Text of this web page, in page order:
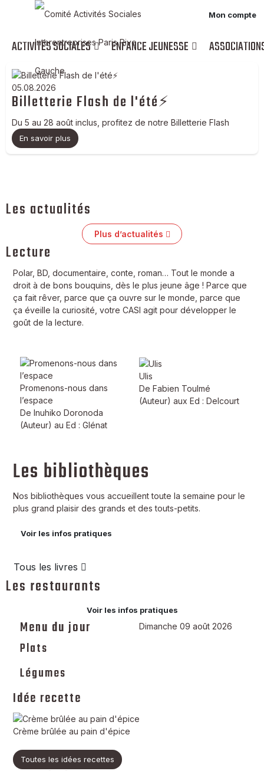
Mon compte
ACTIVITÉS SOCIALES ENFANCE JEUNESSE
05.08.2026
Billetterie Flash de l'été⚡
Du 5 au 28 août inclus, profitez de notre Billetterie Flash
En savoir plus
Les actualités
Plus d’actualités
Lecture
Polar, BD, documentaire, conte, roman… Tout le monde a
droit à de bons bouquins, dès le plus jeune âge ! Parce que
ça fait rêver, parce que ça ouvre sur le monde, parce que
ça éveille la curiosité, votre CASI agit pour développer le
goût de la lecture.
Promenons-nous dans
l’espace
De Inuhiko Doronoda
(Auteur) au Ed : Glénat
Ulis
De Fabien Toulmé
(Auteur) aux Ed : Delcourt
Les bibliothèques
Nos bibliothèques vous accueillent toute la semaine pour le
plus grand plaisir des grands et des touts-petits.
Voir les infos pratiques
Tous les livres
Les restaurants
Voir les infos pratiques
Menu du jour Dimanche 09 août 2026
Plats
Légumes
Idée recette
Crème brûlée au pain d'épice
Toutes les idées recettes